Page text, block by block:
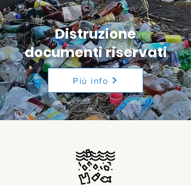
Distruzione
documenti riservati
Più info